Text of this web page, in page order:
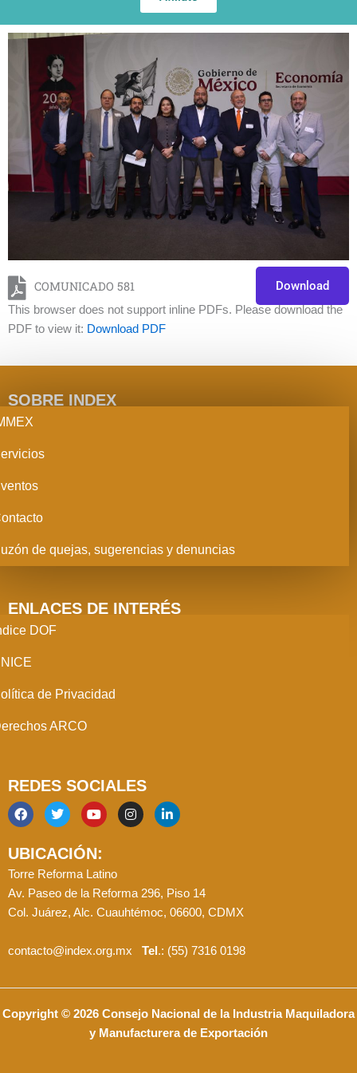
COMUNICADO 581 Download
This browser does not support inline PDFs. Please download the
PDF to view it: Download PDF
SOBRE INDEX
de quejas, sugerencias y denuncias
ENLACES DE INTERÉS
DOF
de Privacidad
ARCO
REDES SOCIALES
F
a
e
o
o
k
T
w
t
t
e
r
Y
o
t
u
b
e
I
n
r
a
m
L
i
i
n
UBICACIÓN:
Torre Reforma Latino
Av. Paseo de la Reforma 296, Piso 14
Col. Juárez, Alc. Cuauhtémoc, 06600, CDMX
contacto@index.org.mx Tel.: (55) 7316 0198
Copyright © 2026 Consejo Nacional de la Industria Maquiladora
y Manufacturera de Exportación